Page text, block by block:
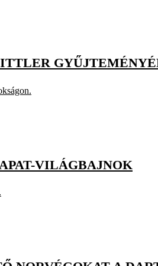
VILÁGBAJNOK